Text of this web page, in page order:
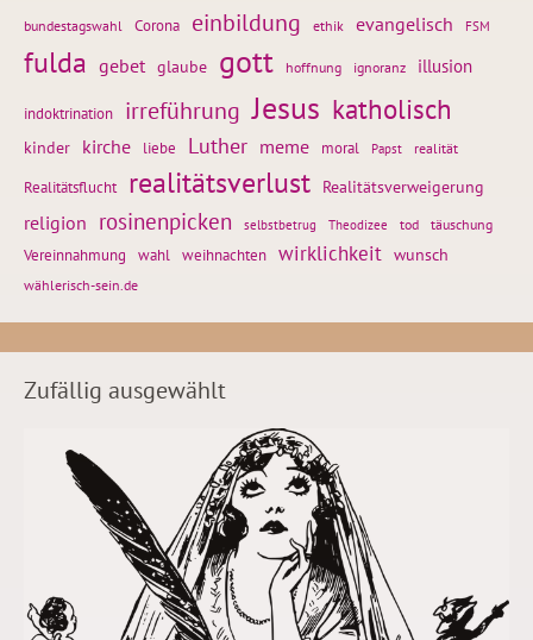
bundestagswahl Corona einbildung ethik evangelisch FSM
fulda gebet glaube gott hoffnung ignoranz illusion
indoktrination irreführung Jesus katholisch
kinder kirche liebe Luther meme moral Papst realität
Realitätsflucht realitätsverlust Realitätsverweigerung
religion rosinenpicken selbstbetrug Theodizee tod täuschung
Vereinnahmung wahl weihnachten wirklichkeit wunsch
wählerisch-sein.de
Zufällig ausgewählt